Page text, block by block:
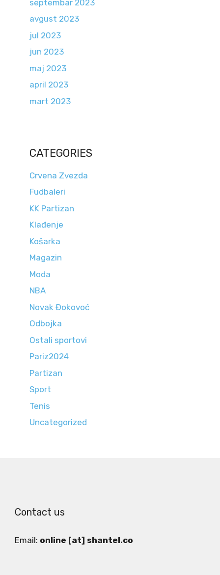
septembar 2023
avgust 2023
jul 2023
jun 2023
maj 2023
april 2023
mart 2023
CATEGORIES
Crvena Zvezda
Fudbaleri
KK Partizan
Klađenje
Košarka
Magazin
Moda
NBA
Novak Đokovoć
Odbojka
Ostali sportovi
Pariz2024
Partizan
Sport
Tenis
Uncategorized
Contact us
Email: online [at] shantel.co